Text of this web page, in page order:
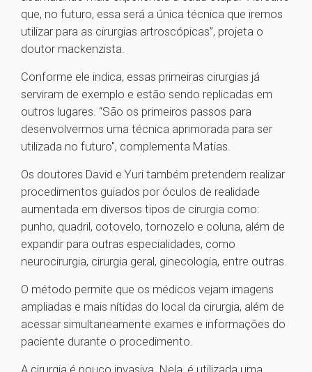
que, no futuro, essa será a única técnica que iremos
utilizar para as cirurgias artroscópicas”, projeta o
doutor mackenzista.
Conforme ele indica, essas primeiras cirurgias já
serviram de exemplo e estão sendo replicadas em
outros lugares. “São os primeiros passos para
desenvolvermos uma técnica aprimorada para ser
utilizada no futuro", complementa Matias.
Os doutores David e Yuri também pretendem realizar
procedimentos guiados por óculos de realidade
aumentada em diversos tipos de cirurgia como:
punho, quadril, cotovelo, tornozelo e coluna, além de
expandir para outras especialidades, como
neurocirurgia, cirurgia geral, ginecologia, entre outras.
O método permite que os médicos vejam imagens
ampliadas e mais nítidas do local da cirurgia, além de
acessar simultaneamente exames e informações do
paciente durante o procedimento.